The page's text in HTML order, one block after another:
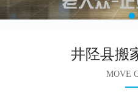
井陉县搬
MOVE